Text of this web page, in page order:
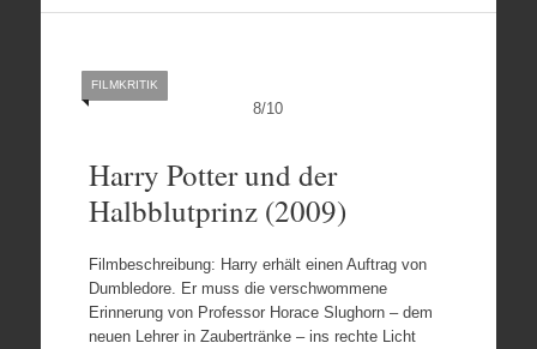
8/10
FILMKRITIK
Harry Potter und der
Halbblutprinz (2009)
Filmbeschreibung: Harry erhält einen Auftrag von
Dumbledore. Er muss die verschwommene
Erinnerung von Professor Horace Slughorn – dem
neuen Lehrer in Zaubertränke – ins rechte Licht